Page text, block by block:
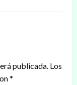
publicada. Los
*